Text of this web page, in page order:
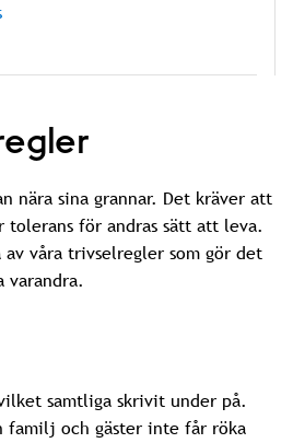
nära sina grannar. Det kräver att
tolerans för andras sätt att leva.
av våra trivselregler som gör det
varandra.
samtliga skrivit under på.
familj och gäster inte får röka